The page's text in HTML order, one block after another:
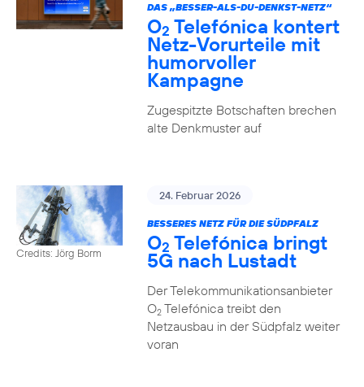
DAS „BESSER-ALS-DU-DENKST-NETZ“
O2 Telefónica kontert
Netz-Vorurteile mit
humorvoller
Kampagne
Zugespitzte Botschaften brechen
alte Denkmuster auf
Credits: Jörg Borm
24. Februar 2026
BESSERES NETZ FÜR DIE SÜDPFALZ
O2 Telefónica bringt
5G nach Lustadt
Der Telekommunikationsanbieter
O2Telefónica treibt den
Netzausbau in der Südpfalz weiter
voran